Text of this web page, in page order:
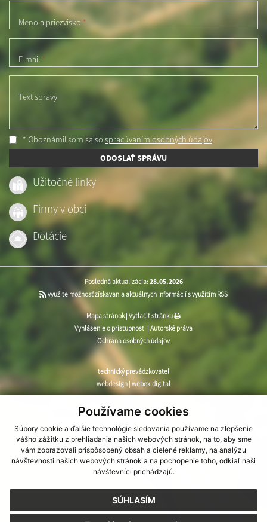
Používame cookies
Súbory cookie a ďalšie technológie sledovania používame na zlepšenie
vášho zážitku z prehliadania našich webových stránok, na to, aby sme
vám zobrazovali prispôsobený obsah a cielené reklamy, na analýzu
návštevnosti našich webových stránok a na pochopenie toho, odkiaľ naši
návštevníci prichádzajú.
SÚHLASÍM
Meno a priezvisko *
E-mail*
Text správy
* Oboznámil som sa so spracúvaním osobných údajov
ODOSLAŤ SPRÁVU
Užitočné linky
Firmy v obci
Dotácie
Posledná aktualizácia: 28.05.2026
využite možnosť získavania aktuálnych informácií s využitím RSS
Mapa stránok| Vytlačiť stránku
Vyhlásenie o prístupnosti Autorské práva
Ochrana osobných údajov
technický prevádzkovateľ
webdesign webex.digital
CMS systém (redakčný) systém ECHELON 2
webhosting
,webex.digital, domény, registrácia domény
spoločnosť webex.digital